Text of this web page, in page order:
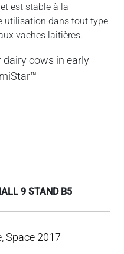
est stable à la
utilisation dans tout type
vaches laitières.
9 STAND B5
,Space 2017